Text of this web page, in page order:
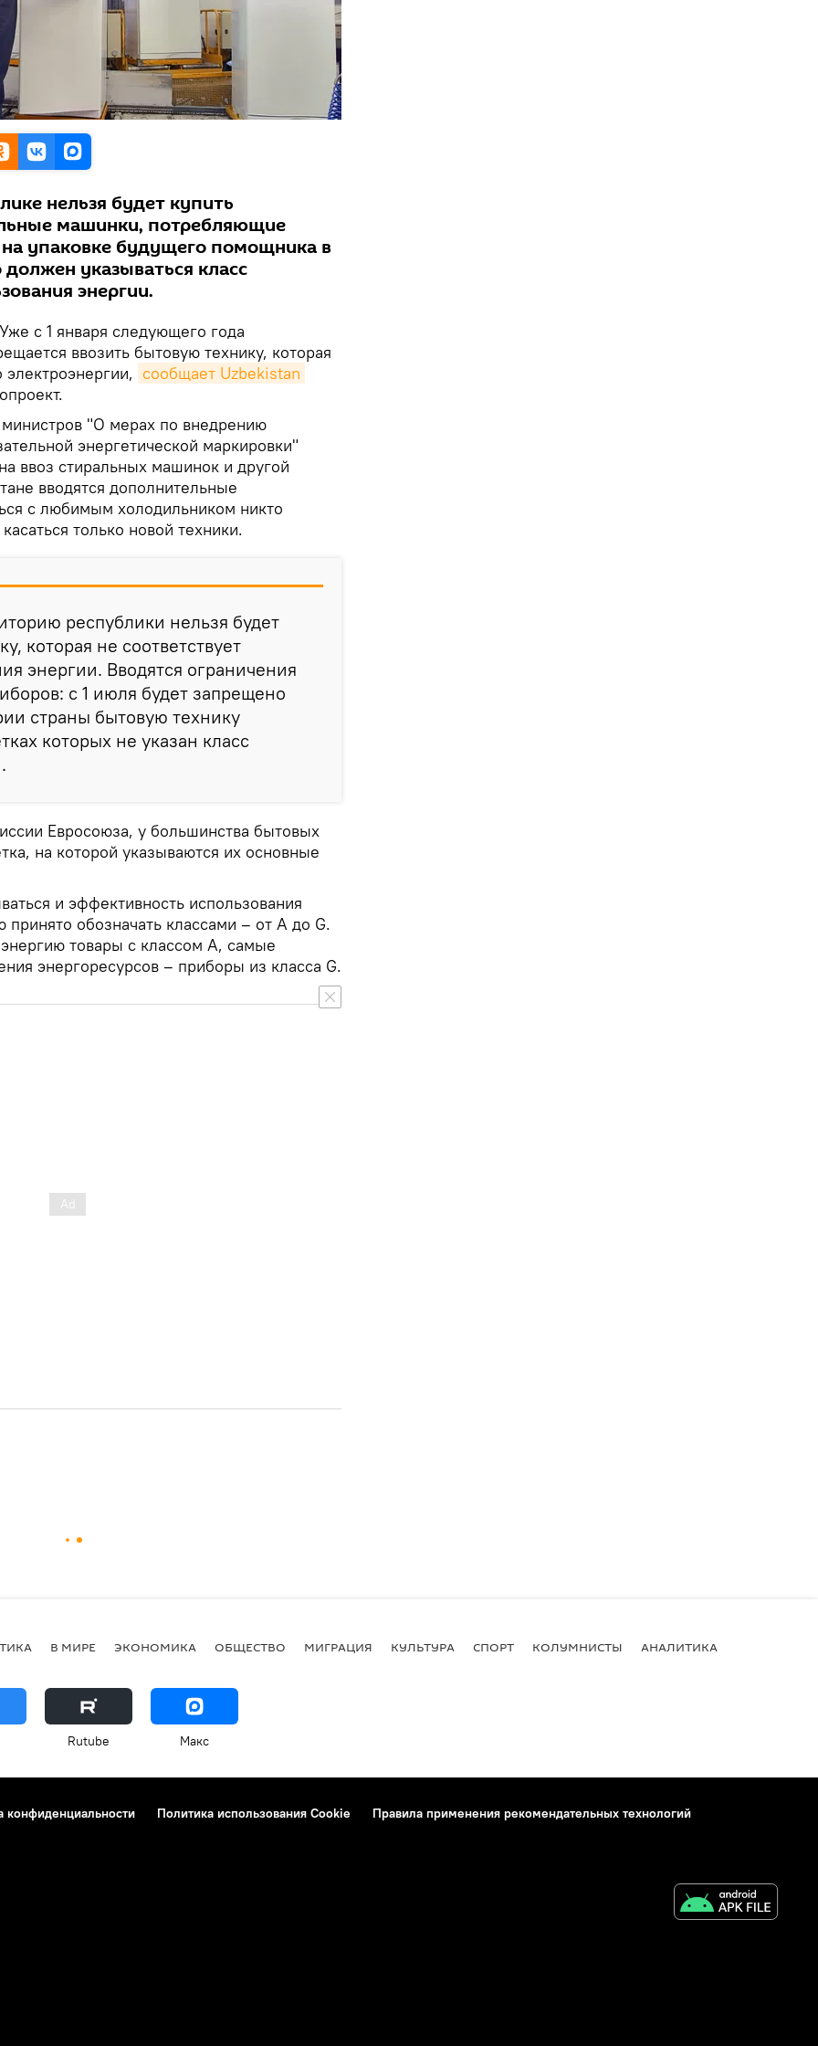
нельзя будет купить
машинки, потребляющие
упаковке будущего помощника в
должен указываться класс
энергии.
Уже с 1 января следующего года
ввозить бытовую технику, которая
сообщает Uzbekistan
"О мерах по внедрению
энергетической маркировки"
ввоз стиральных машинок и другой
вводятся дополнительные
с любимым холодильником никто
только новой техники.
республики нельзя будет
которая не соответствует
энергии. Вводятся ограничения
с 1 июля будет запрещено
страны бытовую технику
которых не указан класс
Евросоюза, у большинства бытовых
на которой указываются их основные
и эффективность использования
обозначать классами – от A до G.
товары с классом A, самые
энергоресурсов – приборы из класса G.
В МИРЕ ЭКОНОМИКА ОБЩЕСТВО МИГРАЦИЯ КУЛЬТУРА СПОРТ КОЛУМНИСТЫ АНАЛИТИКА
Rutube Макс
конфиденциальности Политика использования Cookie
Правила применения рекомендательных технологий